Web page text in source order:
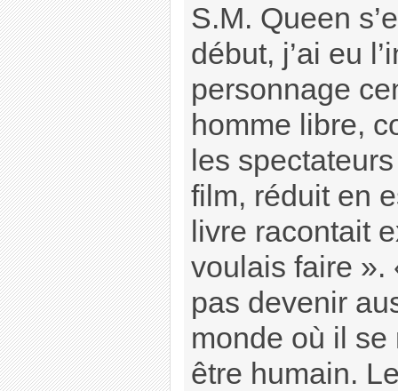
S.M. Queen
début, j’ai eu
personnage
homme libre,
les
film, réduit en
livre racontait
voulais faire ».
pas devenir
monde où il se
être humain.